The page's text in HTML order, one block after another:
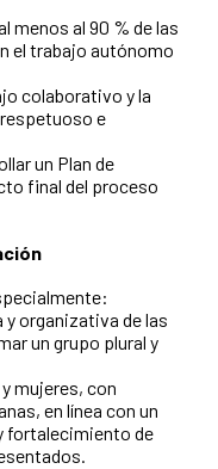
menos al 90 % de las
el trabajo autónomo
colaborativo y la
e
un Plan de
final del proceso
organizativa de las
un grupo plural y
mujeres, con
en línea con un
fortalecimiento de